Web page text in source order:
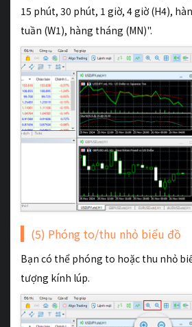
15 phút, 30 phút, 1 giờ, 4 giờ (H4),
tuần (W1), hàng tháng (MN)".
(5) Phóng to/thu nhỏ biểu đồ
Bạn có thể phóng to hoặc thu nhỏ
tượng kính lúp.